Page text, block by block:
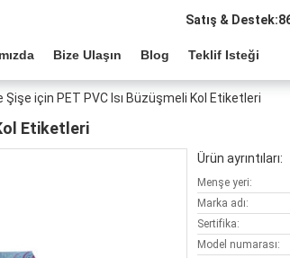
Satış & Destek:
Bize Ulaşın Blog Teklif Isteği
için PET PVC Isı Büzüşmeli Kol Etiketleri
Etiketleri
Ürün ayrıntıları:
Menşe yeri:
Marka adı:
Sertifika:
Model numarası: